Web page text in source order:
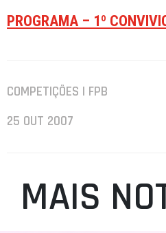
PROGRAMA – 1º
COMPETIÇÕES | FPB
25 OUT 2007
MAIS